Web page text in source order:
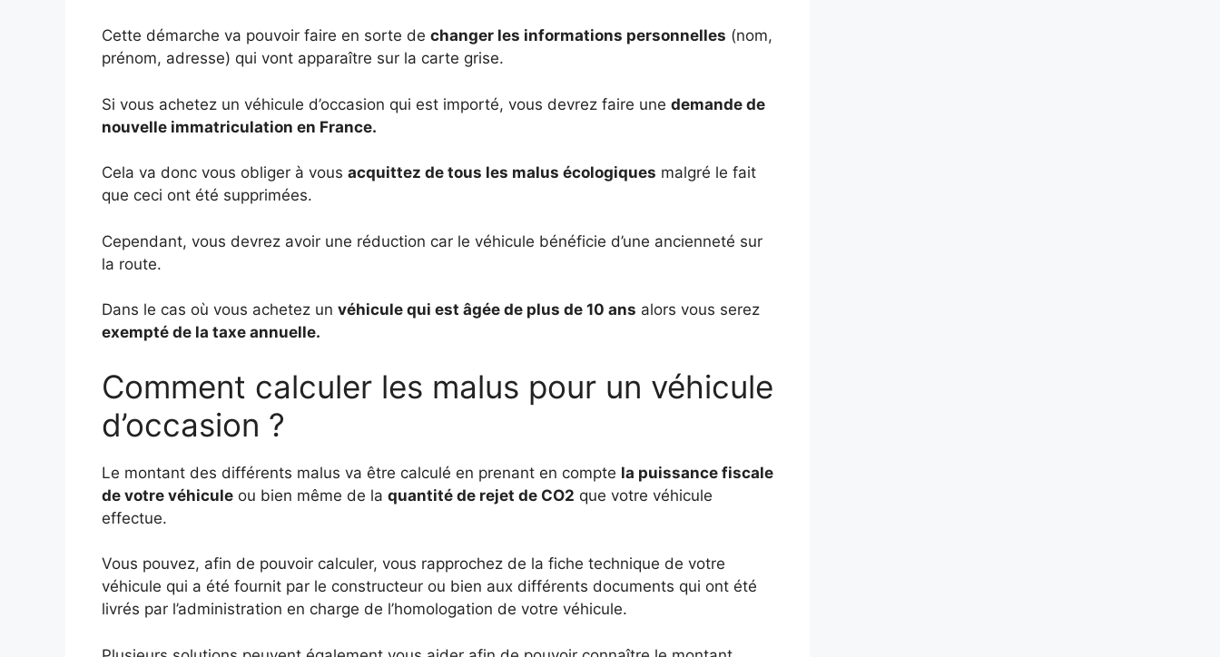
Cette démarche va pouvoir faire en sorte de changer les informations personnelles (nom,
prénom, adresse) qui vont apparaître sur la carte grise.
Si vous achetez un véhicule d’occasion qui est importé, vous devrez faire une demande de
nouvelle immatriculation en France.
Cela va donc vous obliger à vous acquittez de tous les malus écologiques malgré le fait
que ceci ont été supprimées.
Cependant, vous devrez avoir une réduction car le véhicule bénéficie d’une ancienneté sur
la route.
Dans le cas où vous achetez un véhicule qui est âgée de plus de 10 ans alors vous serez
exempté de la taxe annuelle.
Comment calculer les malus pour un véhicule
d’occasion ?
Le montant des différents malus va être calculé en prenant en compte la puissance fiscale
de votre véhicule ou bien même de la quantité de rejet de CO2 que votre véhicule
effectue.
Vous pouvez, afin de pouvoir calculer, vous rapprochez de la fiche technique de votre
véhicule qui a été fournit par le constructeur ou bien aux différents documents qui ont été
livrés par l’administration en charge de l’homologation de votre véhicule.